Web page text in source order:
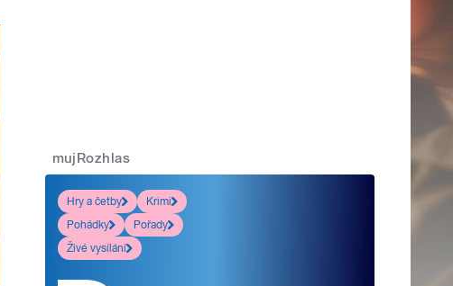
mujRozhlas
Hry a četby
Krimi
Pohádky
Pořady
Živé vysílání